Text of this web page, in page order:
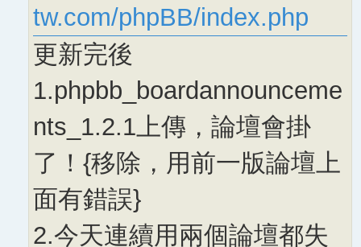
tw.com/phpBB/index.php
更新完後
1.phpbb_boardannounceme
nts_1.2.1上傳，論壇會掛
了！{移除，用前一版論壇上
面有錯誤}
2.今天連續用兩個論壇都失